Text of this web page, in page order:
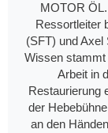
MOTOR
Ressortleiter
(SFT) und Axel
Wissen stammt
Arbeit in
Restaurierung
der
an den